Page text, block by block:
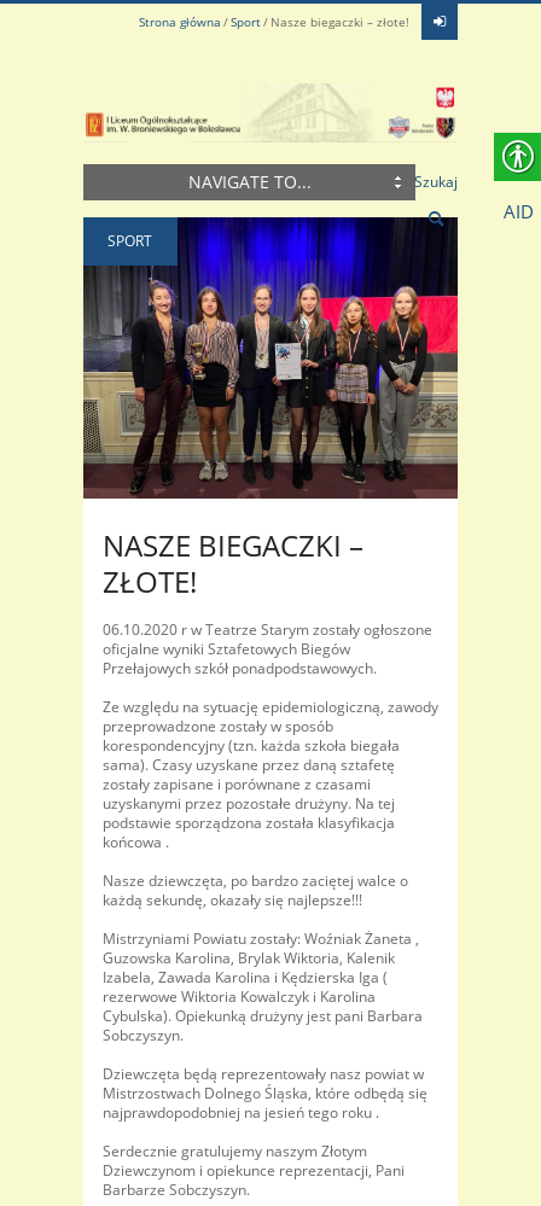
Strona główna Sport Nasze biegaczki – złote!
NAVIGATE TO... Szukaj
SPORT
NASZE BIEGACZKI –
ZŁOTE!
06.10.2020 r w Teatrze Starym zostały ogłoszone
oficjalne wyniki Sztafetowych Biegów
Przełajowych szkół ponadpodstawowych.
Ze względu na sytuację epidemiologiczną, zawody
przeprowadzone zostały w sposób
korespondencyjny (tzn. każda szkoła biegała
sama). Czasy uzyskane przez daną sztafetę
zostały zapisane i porównane z czasami
uzyskanymi przez pozostałe drużyny. Na tej
podstawie sporządzona została klasyfikacja
końcowa .
Nasze dziewczęta, po bardzo zaciętej walce o
każdą sekundę, okazały się najlepsze!!!
Mistrzyniami Powiatu zostały: Woźniak Żaneta ,
Guzowska Karolina, Brylak Wiktoria, Kalenik
Izabela, Zawada Karolina i Kędzierska Iga (
rezerwowe Wiktoria Kowalczyk i Karolina
Cybulska). Opiekunką drużyny jest pani Barbara
Sobczyszyn.
Dziewczęta będą reprezentowały nasz powiat w
Mistrzostwach Dolnego Śląska, które odbędą się
najprawdopodobniej na jesień tego roku .
Serdecznie gratulujemy naszym Złotym
Dziewczynom i opiekunce reprezentacji, Pani
Barbarze Sobczyszyn.
AID